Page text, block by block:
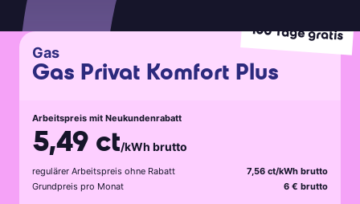
100Tage gratis
Gas
Gas Privat Komfort Plus
Arbeitspreis mit Neukundenrabatt
5,49 ct/kWh brutto
regulärer Arbeitspreis ohne Rabatt
7,56 ct/kWh brutto
Grundpreis pro Monat
6 € brutto